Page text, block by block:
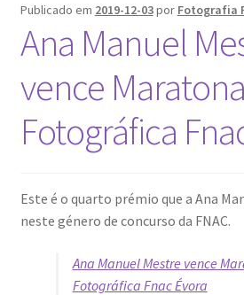
Publicado em 2019-12-03por Fotografia
Ana Manuel
vence Maratona
Fotográfica
Este é o quarto prémio que a Ana
neste género de concurso da FNAC.
Ana Manuel Mestre vence
Fotográfica Fnac Évora